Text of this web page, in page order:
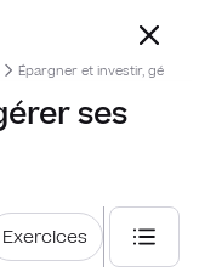
Épargner et investir, gérer
ses
Exercices